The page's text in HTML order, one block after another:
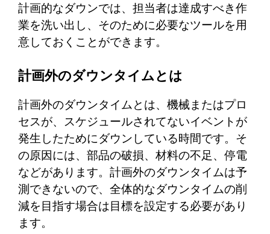
計画的なダウンでは、担当者は達成すべき作
業を洗い出し、そのために必要なツールを用
意しておくことができます。
計画外のダウンタイムとは
計画外のダウンタイムとは、機械またはプロ
セスが、スケジュールされてないイベントが
発生したためにダウンしている時間です。そ
の原因には、部品の破損、材料の不足、停電
などがあります。計画外のダウンタイムは予
測できないので、全体的なダウンタイムの削
減を目指す場合は目標を設定する必要があり
ます。